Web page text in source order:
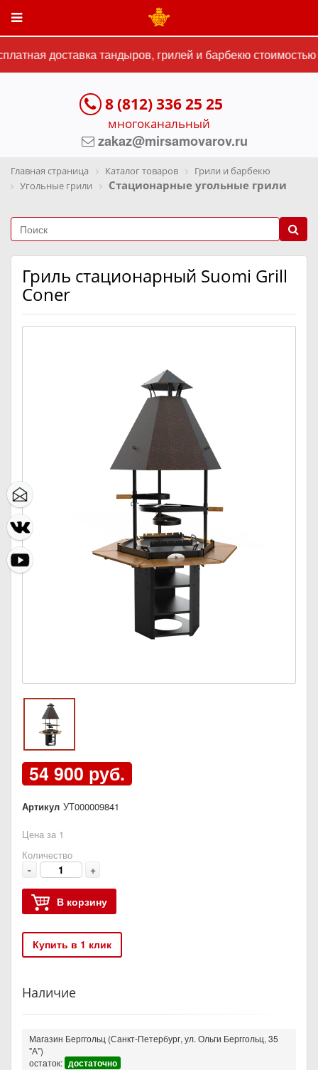
доставка тандыров, грилей и барбекю
8 (812) 336 25 25
многоканальный
zakaz@mirsamovarov.ru
Главная страница Каталог товаров
Грили и барбекю
Угольные грили
Стационарные угольные грили
Гриль стационарный Suomi Grill
Coner
54 900 руб.
Артикул УТ000009841
Цена за 1
Количество
- +
В корзину
Купить в 1 клик
Наличие
Магазин Берггольц (Санкт-Петербург, ул. Ольги Берггольц, 35
"А")
остаток: достаточно